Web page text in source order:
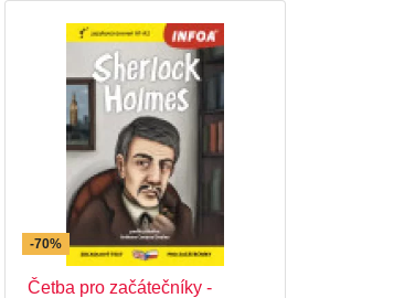
-70%
Četba pro začátečníky -